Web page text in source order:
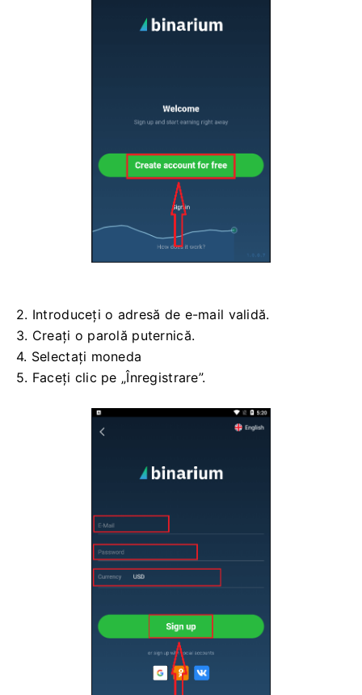
2. Introduceți o adresă de e-mail validă.
3. Creați o parolă puternică.
4. Selectați moneda
5. Faceți clic pe „Înregistrare”.